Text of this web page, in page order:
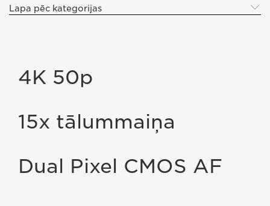
Lapa pēc kategorijas
4K 50p
15x tālummaiņa
Dual Pixel CMOS AF